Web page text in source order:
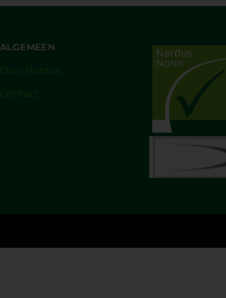
ALGEMEEN
Over Nardus
Contact